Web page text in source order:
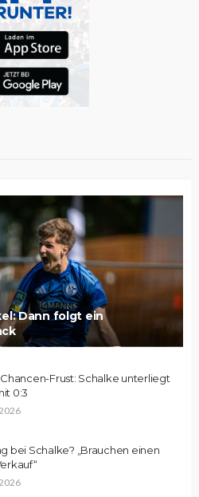
Dann folgt ein
Frust: Schalke unterliegt
0:3
bei Schalke? „Brauchen einen